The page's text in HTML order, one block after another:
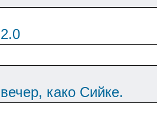
2.0
вечер, како Сийке.